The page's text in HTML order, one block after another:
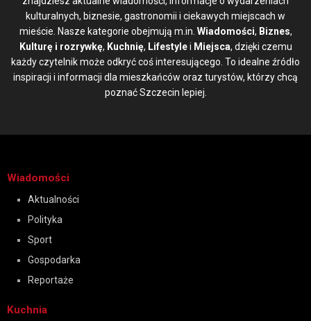
kulturalnych, biznesie, gastronomii i ciekawych miejscach w
mieście. Nasze kategorie obejmują m.in. Wiadomości, Biznes,
Kulturę i rozrywkę, Kuchnię, Lifestylei Miejsca, dzięki czemu
każdy czytelnik może odkryć coś interesującego. To idealne źródło
inspiracji i informacji dla mieszkańców oraz turystów, którzy chcą
poznać Szczecin lepiej.
Wiadomości
Aktualności
Polityka
Sport
Gospodarka
Reportaże
Kuchnia